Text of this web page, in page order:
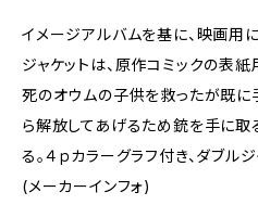
イメージアルバムを基に、映画用
ジャケットは、原作コミックの表
死のオウムの子供を救ったが既に
ら解放してあげるため銃を手に
る。４ｐカラーグラフ付き、ダブルジ
(メーカーインフォ)